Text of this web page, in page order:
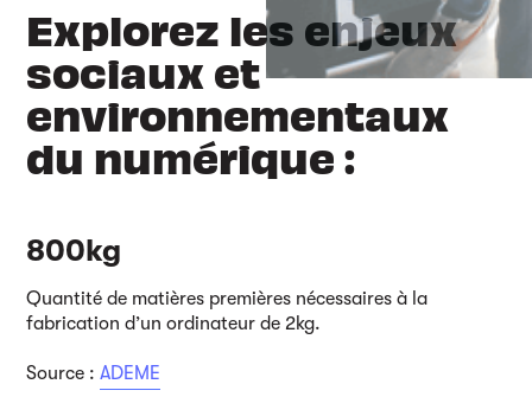
Explorez les enjeux
sociaux et
environnementaux
du numérique :
800kg
Quantité de matières premières nécessaires à la
fabrication d’un ordinateur de 2kg.
Source :ADEME